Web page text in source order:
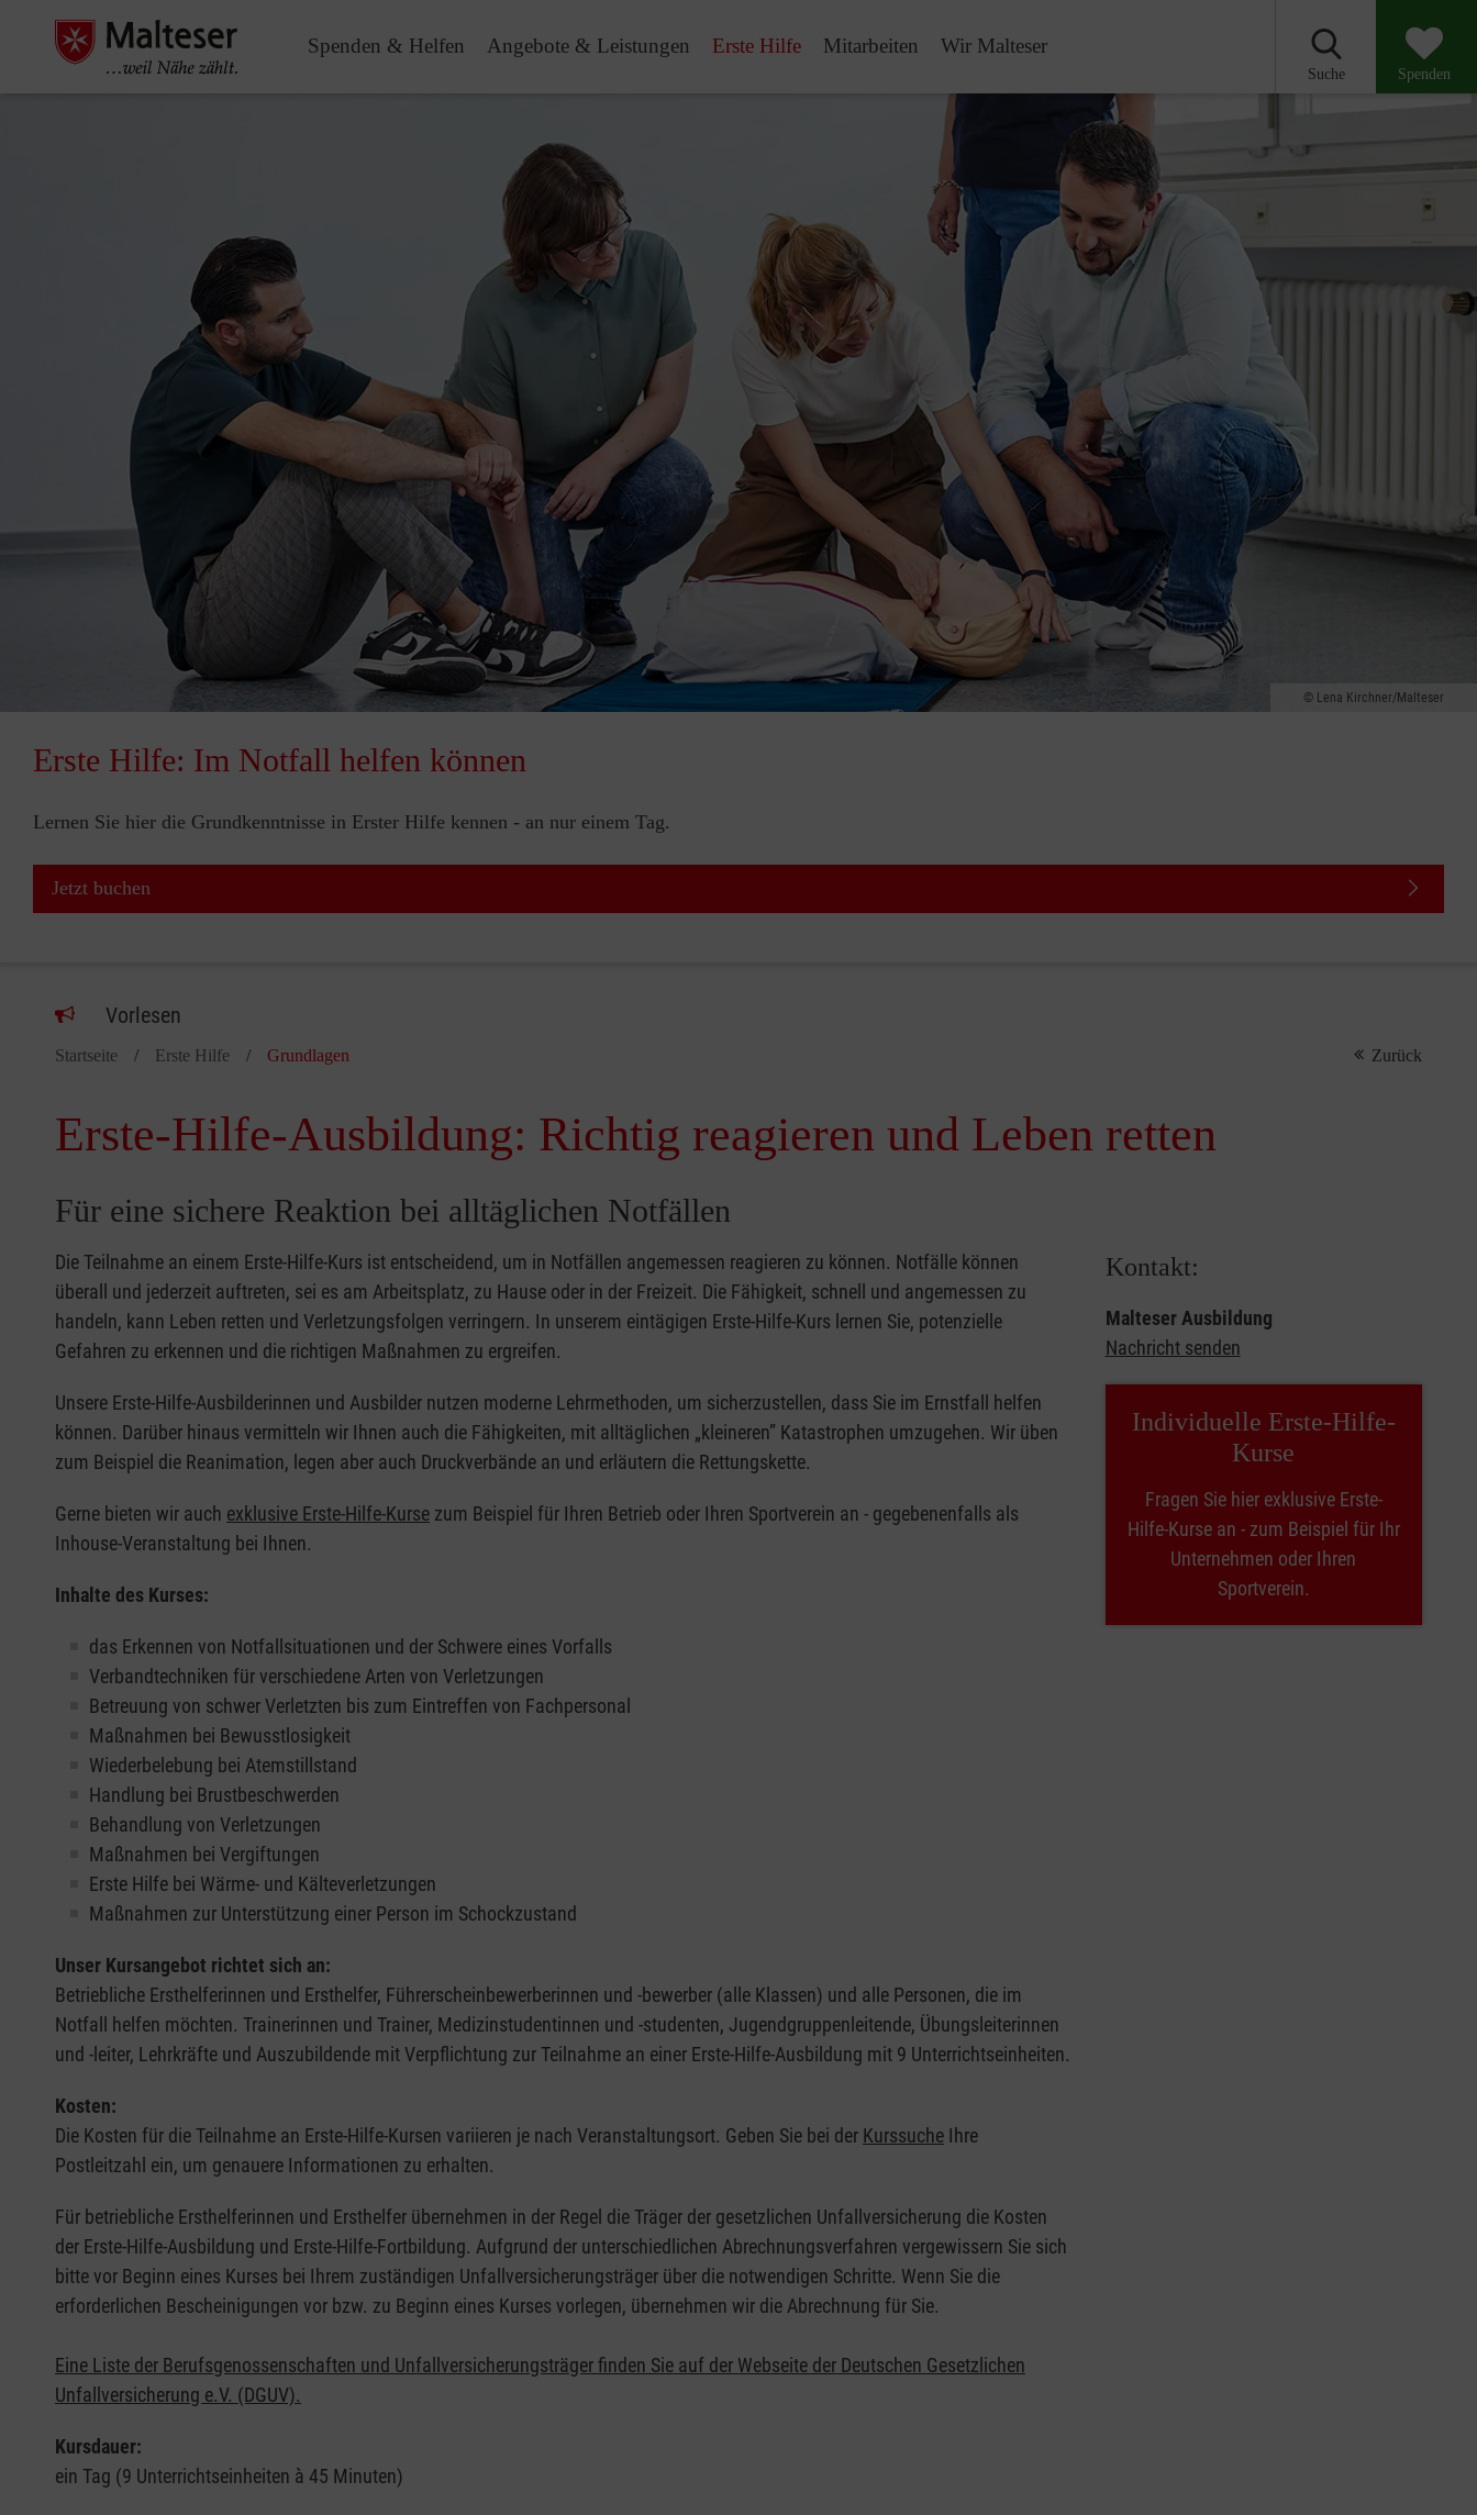
Spenden & Helfen Angebote & Leistungen Erste Hilfe Mitarbeiten Wir Malteser
Suche Spenden
Lena Kirchner/Malteser
Erste Hilfe: Im Notfall helfen können
Lernen Sie hier die Grundkenntnisse in Erster Hilfe kennen - an nur einem Tag.
Jetzt buchen
Vorlesen
Startseite Erste Hilfe Grundlagen Zurück
Erste-Hilfe-Ausbildung: Richtig reagieren und Leben retten
Für eine sichere Reaktion bei alltäglichen Notfällen
Die Teilnahme an einem Erste-Hilfe-Kurs ist entscheidend, um in Notfällen angemessen reagieren zu können. Notfälle können
überall und jederzeit auftreten, sei es am Arbeitsplatz, zu Hause oder in der Freizeit. Die Fähigkeit, schnell und angemessen zu
handeln, kann Leben retten und Verletzungsfolgen verringern. In unserem eintägigen Erste-Hilfe-Kurs lernen Sie, potenzielle
Gefahren zu erkennen und die richtigen Maßnahmen zu ergreifen.
Unsere Erste-Hilfe-Ausbilderinnen und Ausbilder nutzen moderne Lehrmethoden, um sicherzustellen, dass Sie im Ernstfall helfen
können. Darüber hinaus vermitteln wir Ihnen auch die Fähigkeiten, mit alltäglichen „kleineren” Katastrophen umzugehen. Wir üben
zum Beispiel die Reanimation, legen aber auch Druckverbände an und erläutern die Rettungskette.
Gerne bieten wir auch exklusive Erste-Hilfe-Kurse zum Beispiel für Ihren Betrieb oder Ihren Sportverein an - gegebenenfalls als
Inhouse-Veranstaltung bei Ihnen.
Inhalte des Kurses:
das Erkennen von Notfallsituationen und der Schwere eines Vorfalls
Verbandtechniken für verschiedene Arten von Verletzungen
Betreuung von schwer Verletzten bis zum Eintreffen von Fachpersonal
Maßnahmen bei Bewusstlosigkeit
Wiederbelebung bei Atemstillstand
Handlung bei Brustbeschwerden
Behandlung von Verletzungen
Maßnahmen bei Vergiftungen
Erste Hilfe bei Wärme- und Kälteverletzungen
Maßnahmen zur Unterstützung einer Person im Schockzustand
Unser Kursangebot richtet sich an:
Betriebliche Ersthelferinnen und Ersthelfer, Führerscheinbewerberinnen und -bewerber (alle Klassen) und alle Personen, die im
Notfall helfen möchten. Trainerinnen und Trainer, Medizinstudentinnen und -studenten, Jugendgruppenleitende, Übungsleiterinnen
und -leiter, Lehrkräfte und Auszubildende mit Verpflichtung zur Teilnahme an einer Erste-Hilfe-Ausbildung mit 9 Unterrichtseinheiten.
Kosten:
Die Kosten für die Teilnahme an Erste-Hilfe-Kursen variieren je nach Veranstaltungsort. Geben Sie bei der Kurssuche Ihre
Postleitzahl ein, um genauere Informationen zu erhalten.
Für betriebliche Ersthelferinnen und Ersthelfer übernehmen in der Regel die Träger der gesetzlichen Unfallversicherung die Kosten
der Erste-Hilfe-Ausbildung und Erste-Hilfe-Fortbildung. Aufgrund der unterschiedlichen Abrechnungsverfahren vergewissern Sie sich
bitte vor Beginn eines Kurses bei Ihrem zuständigen Unfallversicherungsträger über die notwendigen Schritte. Wenn Sie die
erforderlichen Bescheinigungen vor bzw. zu Beginn eines Kurses vorlegen, übernehmen wir die Abrechnung für Sie.
Eine Liste der Berufsgenossenschaften und Unfallversicherungsträger finden Sie auf der Webseite der Deutschen Gesetzlichen
Unfallversicherung e.V. (DGUV).
Kursdauer:
ein Tag (9 Unterrichtseinheiten à 45 Minuten)
Kontakt:
Malteser Ausbildung
Nachricht senden
Individuelle Erste-Hilfe-
Kurse
Fragen Sie hier exklusive Erste-
Hilfe-Kurse an - zum Beispiel für Ihr
Unternehmen oder Ihren
Sportverein.